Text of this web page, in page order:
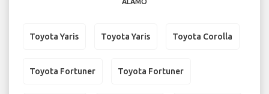
Toyota Yaris Toyota Yaris Toyota Corolla
Toyota Fortuner Toyota Fortuner